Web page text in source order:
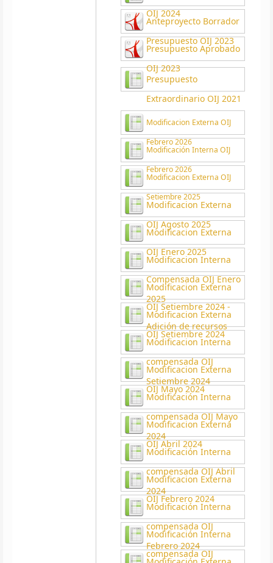
OIJ 2024
Anteproyecto Borrador
Presupuesto OIJ 2023
Presupuesto Aprobado
OIJ 2023
Presupuesto
Extraordinario OIJ 2021
Modificacion Externa OIJ
Febrero 2026
Modificación Interna OIJ
Febrero 2026
Modificacion Externa OIJ
Setiembre 2025
Modificacion Externa
OIJ Agosto 2025
Modificacion Externa
OIJ Enero 2025
Modificacion Interna
Compensada OIJ Enero
2025
Modificacion Externa
OIJ Setiembre 2024 -
Adición de recursos
Modificacion Externa
OIJ Setiembre 2024
Modificacion Interna
compensada OIJ
Setiembre 2024
Modificacion Externa
OIJ Mayo 2024
Modificación Interna
compensada OIJ Mayo
2024
Modificacion Externa
OIJ Abril 2024
Modificación Interna
compensada OIJ Abril
2024
Modificacion Externa
OIJ Febrero 2024
Modificación Interna
compensada OIJ
Febrero 2024
Modificación Interna
compensada OIJ